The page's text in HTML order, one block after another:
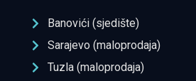
Banovići (sjedište)
Sarajevo (maloprodaja)
Tuzla (maloprodaja)